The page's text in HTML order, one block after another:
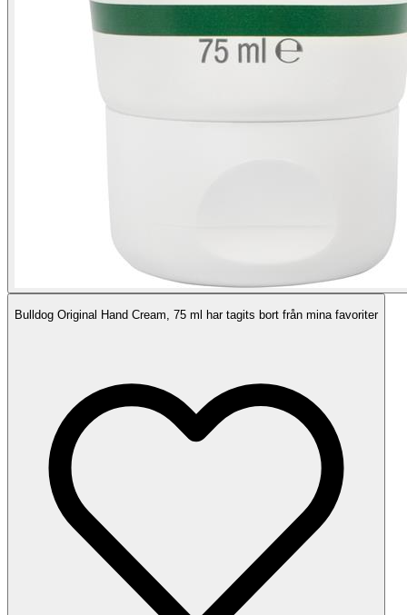
Bulldog Original Hand Cream, 75 ml har tagits bort från mina favoriter